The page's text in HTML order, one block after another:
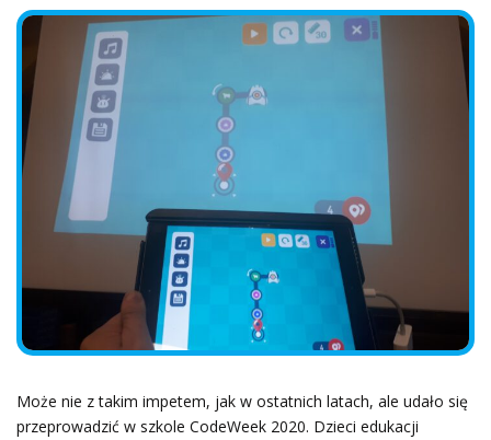
Może nie z takim impetem, jak w ostatnich latach, ale udało się
przeprowadzić w szkole CodeWeek 2020. Dzieci edukacji